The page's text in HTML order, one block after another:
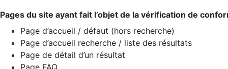
Pages du site ayant fait l’objet de la vérification de
Page d’accueil / défaut (hors recherche)
Page d’accueil recherche / liste des résultats
Page de détail d’un résultat
Page FAQ